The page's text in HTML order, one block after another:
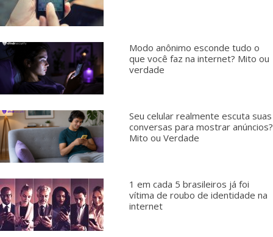
Modo anônimo esconde tudo o
que você faz na internet? Mito ou
verdade
Seu celular realmente escuta suas
conversas para mostrar anúncios?
Mito ou Verdade
1 em cada 5 brasileiros já foi
vítima de roubo de identidade na
internet